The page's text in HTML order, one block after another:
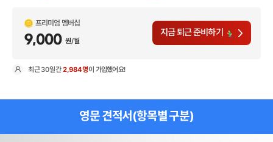
프리미엄 멤버십
9,000 원/월
지금 퇴근 준비하기
최근30일간2,984명이 가입했어요!
영문 견적서(항목별 구분)